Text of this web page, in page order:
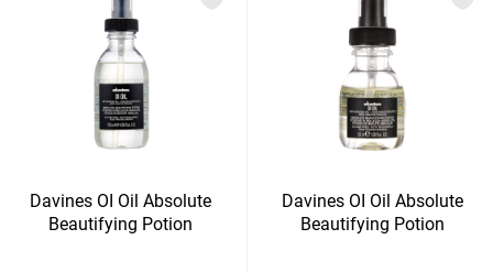
Davines OI Oil Absolute
Beautifying Potion
Davines OI Oil Absolute
Beautifying Potion